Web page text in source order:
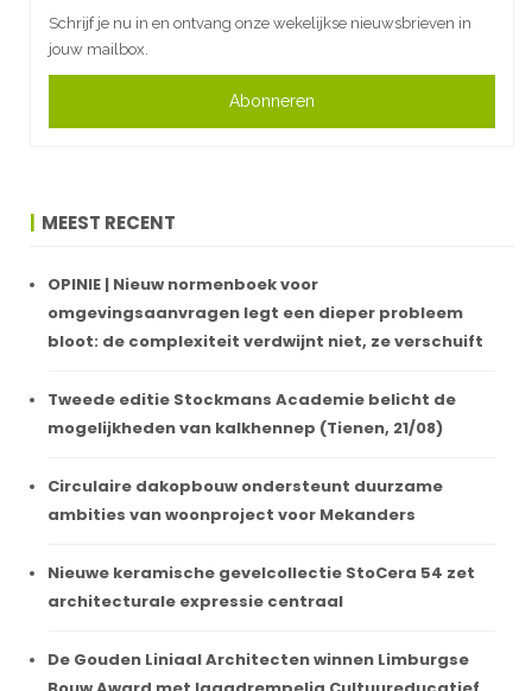
Schrijf je nu in en ontvang onze wekelijkse nieuwsbrieven in
jouw mailbox.
Abonneren
MEEST RECENT
OPINIE | Nieuw normenboek voor
omgevingsaanvragen legt een dieper probleem
bloot: de complexiteit verdwijnt niet, ze verschuift
Tweede editie Stockmans Academie belicht de
mogelijkheden van kalkhennep (Tienen, 21/08)
Circulaire dakopbouw ondersteunt duurzame
ambities van woonproject voor Mekanders
Nieuwe keramische gevelcollectie StoCera 54 zet
architecturale expressie centraal
De Gouden Liniaal Architecten winnen Limburgse